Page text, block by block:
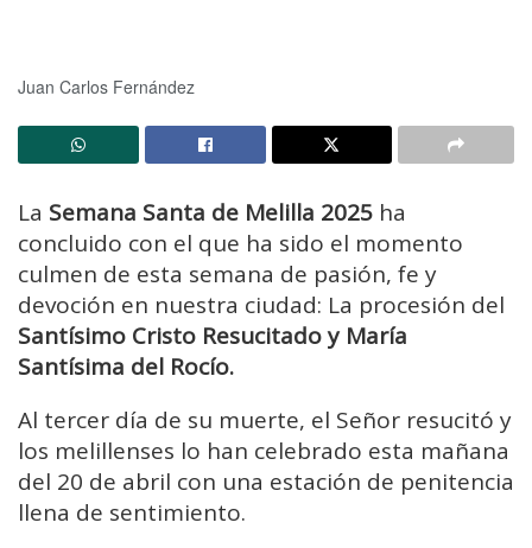
Juan Carlos Fernández
La Semana Santa de Melilla 2025 ha
concluido con el que ha sido el momento
culmen de esta semana de pasión, fe y
devoción en nuestra ciudad: La procesión del
Santísimo Cristo Resucitado y María
Santísima del Rocío.
Al tercer día de su muerte, el Señor resucitó y
los melillenses lo han celebrado esta mañana
del 20 de abril con una estación de penitencia
llena de sentimiento.